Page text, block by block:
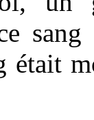
sang
était